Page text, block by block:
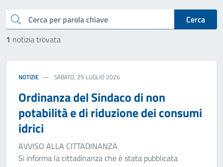
cerca
Cerca
1 notizia trovata
NOTIZIE SABATO, 25 LUGLIO 2026
Ordinanza del Sindaco di non
potabilità e di riduzione dei consumi
idrici
AVVISO ALLA CITTADINANZA
Si informa la cittadinanza che è stata pubblicata